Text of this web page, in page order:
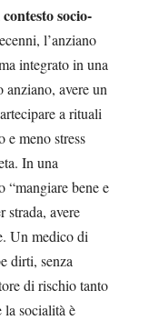
contesto socio-
l’anziano
integrato in una
avere un
a rituali
e meno stress
In una
“mangiare bene e
strada, avere
Un medico di
dirti, senza
di rischio tanto
la socialità è